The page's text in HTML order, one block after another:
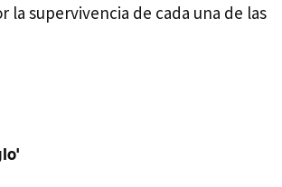
la supervivencia de cada una de las